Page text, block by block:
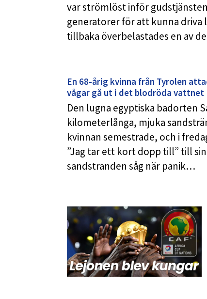
var strömlöst inför
generatorer för att kunna
tillbaka överbelastades en av
En 68-årig kvinna från Tyrolen
vågar gå ut i det blodröda vattnet
Den lugna egyptiska badorten
kilometerlånga, mjuka
kvinnan semestrade, och i
”Jag tar ett kort dopp till” till
sandstranden såg när panik…